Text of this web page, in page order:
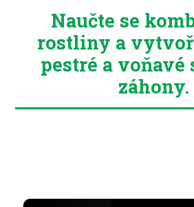
Naučte se
rostliny a
pestré a voňavé
záhony.